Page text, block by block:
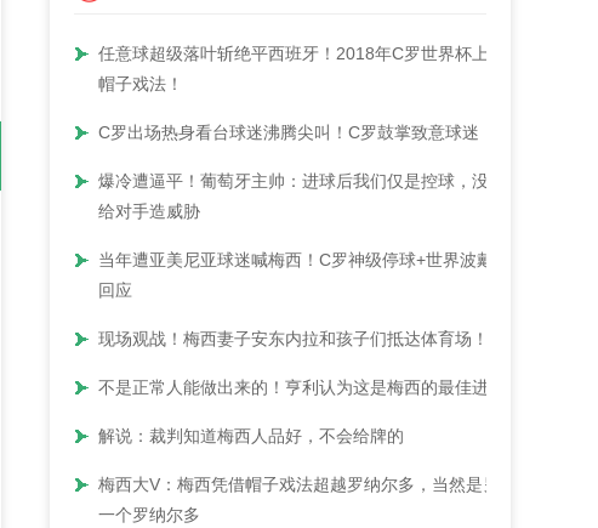
任意球超级落叶斩绝平西班牙！2018年C罗世界杯上演
帽子戏法！
C罗出场热身看台球迷沸腾尖叫！C罗鼓掌致意球迷！
爆冷遭逼平！葡萄牙主帅：进球后我们仅是控球，没能
给对手造威胁
当年遭亚美尼亚球迷喊梅西！C罗神级停球+世界波戴帽
回应
现场观战！梅西妻子安东内拉和孩子们抵达体育场！
不是正常人能做出来的！亨利认为这是梅西的最佳进球
解说：裁判知道梅西人品好，不会给牌的
梅西大V：梅西凭借帽子戏法超越罗纳尔多，当然是另
一个罗纳尔多